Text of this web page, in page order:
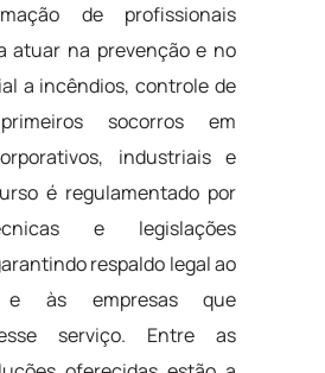
de profissionais
atuar na prevenção e no
a incêndios, controle de
socorros em
industriais e
é regulamentado por
e legislações
respaldo legal ao
e às empresas que
serviço. Entre as